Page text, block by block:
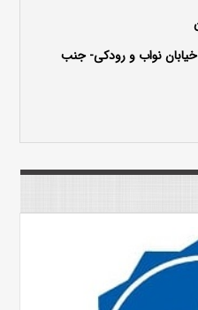
نواب و رودکی- جنب